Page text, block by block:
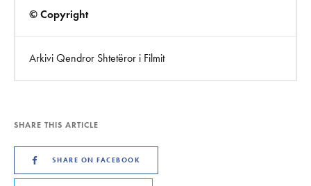
© Copyright
Arkivi Qendror Shtetëror i Filmit
SHARE THIS ARTICLE
SHARE ON FACEBOOK